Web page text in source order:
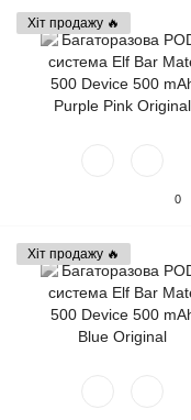
Хіт продажу 🔥
0
Хіт продажу 🔥